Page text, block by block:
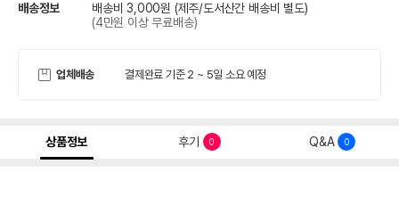
배송정보 배송비 3,000원 (제주/도서산간 배송비 별도)
(4만원 이상 무료배송)
업체배송 결제완료 기준 2 ~ 5일 소요 예정
상품정보 후기 0 Q&A 0